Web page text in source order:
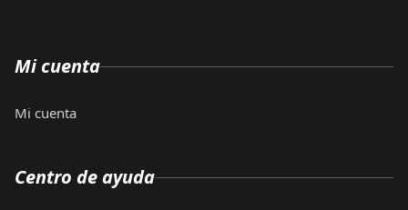
Mi cuenta
Mi cuenta
Centro de ayuda